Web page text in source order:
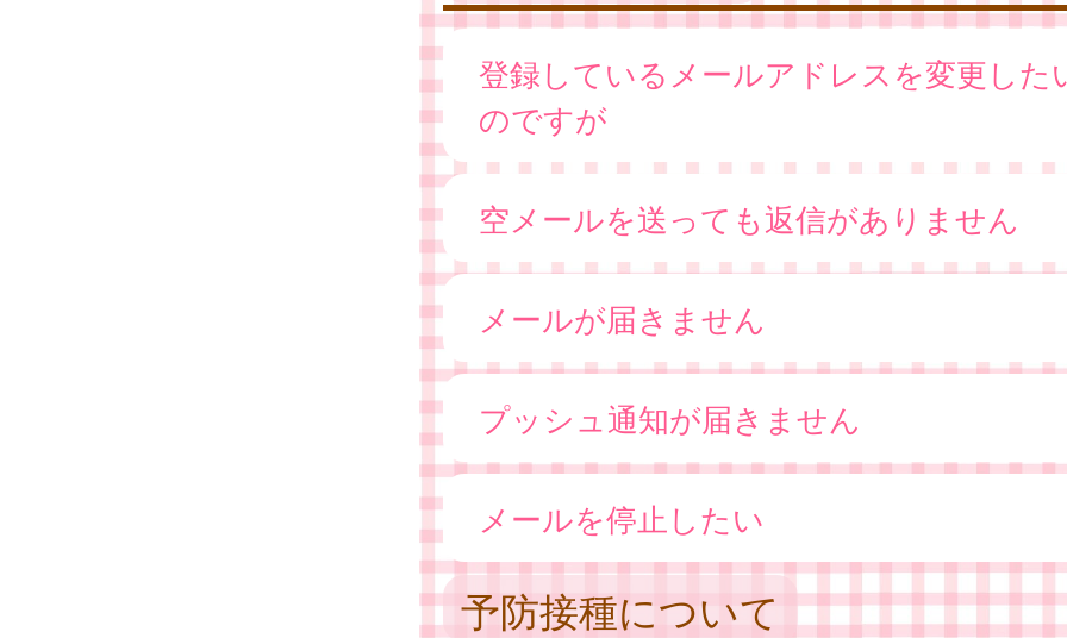
登録しているメールアドレスを変更した
のですが
空メールを送っても返信がありません
メールが届きません
プッシュ通知が届きません
メールを停止したい
予防接種について